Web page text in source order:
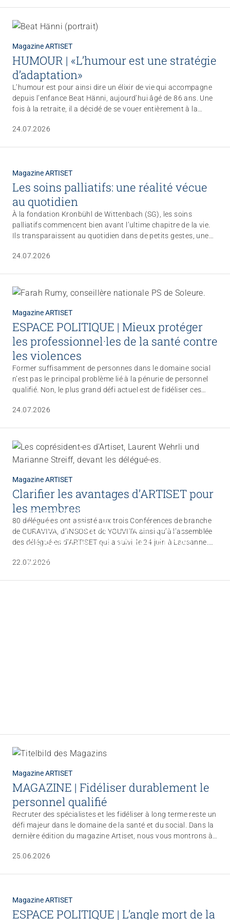
Magazine ARTISET
HUMOUR | «Pouvoir vivre
ensemble des expériences
positives»
Magazine ARTISET
HUMOUR | «L’humour est une stratégie
d’adaptation»
L’humour est pour ainsi dire un élixir de vie qui accompagne
depuis l’enfance Beat Hänni, aujourd’hui âgé de 86 ans. Une
fois à la retraite, il a décidé de se vouer entièrement à la
défend avant tout l’idée de cultiver le sens de l’humour et
24.07.2026
Magazine ARTISET
Les soins palliatifs: une réalité vécue
au quotidien
À la fondation Kronbühl de Wittenbach (SG), les soins
palliatifs commencent bien avant l’ultime chapitre de la vie.
Ils transparaissent au quotidien dans de petits gestes, une
projet de recherche de la Haute école spécialisée de Suisse
poursuivre ses efforts.
24.07.2026
Magazine ARTISET
ESPACE POLITIQUE | Mieux protéger
les professionnel·les de la santé contre
les violences
Former suffisamment de personnes dans le domaine social
n’est pas le principal problème lié à la pénurie de personnel
qualifié. Non, le plus grand défi actuel est de fidéliser ces
24.07.2026
Magazine ARTISET
Clarifier les avantages d’ARTISET pour
les membres
80 délégué·es ont assisté aux trois Conférences de branche
de CURAVIVA, d’INSOS et de YOUVITA ainsi qu’à l’assemblée
des délégué·es d’ARTISET qui a suivi, le 24 juin à Lausanne.
centraux. Lors de la Conférence de branche de CURAVIVA,
22.07.2026
Magazine ARTISET
MAGAZINE | Fidéliser durablement le
personnel qualifié
Recruter des spécialistes et les fidéliser à long terme reste un
défi majeur dans le domaine de la santé et du social. Dans la
dernière édition du magazine Artiset, nous vous montrons à
durablement leurs collaborateur·trices grâce à des
25.06.2026
Magazine ARTISET
ESPACE POLITIQUE | L’angle mort de la